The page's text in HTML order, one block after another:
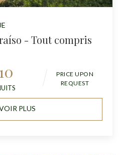
- Tout compris
PRICE UPON
REQUEST
PLUS